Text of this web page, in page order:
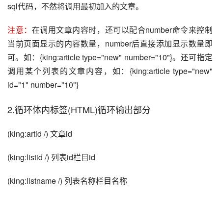
sql代码，不然将调用最初加入的文章。
注意： 在调用文章内容时，还可以配合number命令来控制
当前页面显示的内容数量，number后直接添加显示数量即
可。如：{king:article type="new" number="10"}。还可指定
调用某个列表的文章内容，如：{king:article type="new"
id="1" number="10"}
2.循环体内标签(HTML)循环输出部分
(king:artid /) 文章id
(king:listid /) 列表id栏目id
(king:listname /) 列表名称栏目名称